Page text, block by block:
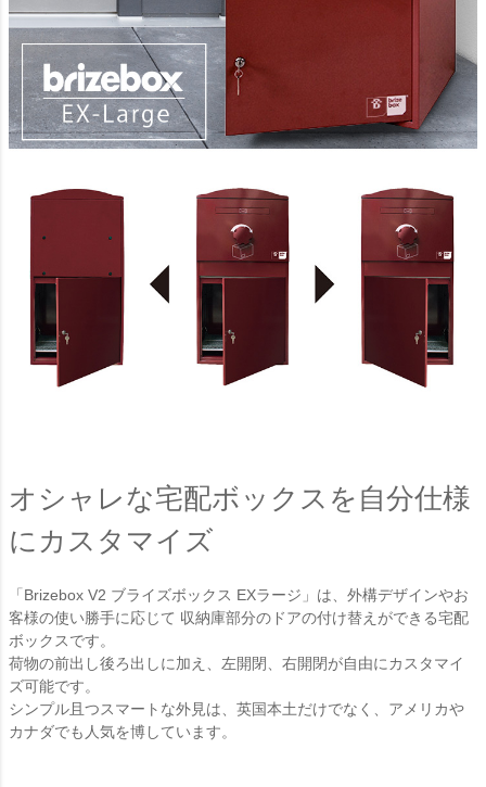
オシャレな宅配ボックスを自分仕様
にカスタマイズ
「Brizebox V2 ブライズボックス EXラージ」は、外構デザインやお
客様の使い勝手に応じて 収納庫部分のドアの付け替えができる宅配
ボックスです。
荷物の前出し後ろ出しに加え、左開閉、右開閉が自由にカスタマイ
ズ可能です。
シンプル且つスマートな外見は、英国本土だけでなく、アメリカや
カナダでも人気を博しています。